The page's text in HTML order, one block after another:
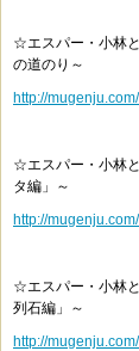
☆エスパー・小林
の道のり～
http://
☆エスパー・小林
タ編」～
http://
☆エスパー・小林
列石編」～
http://